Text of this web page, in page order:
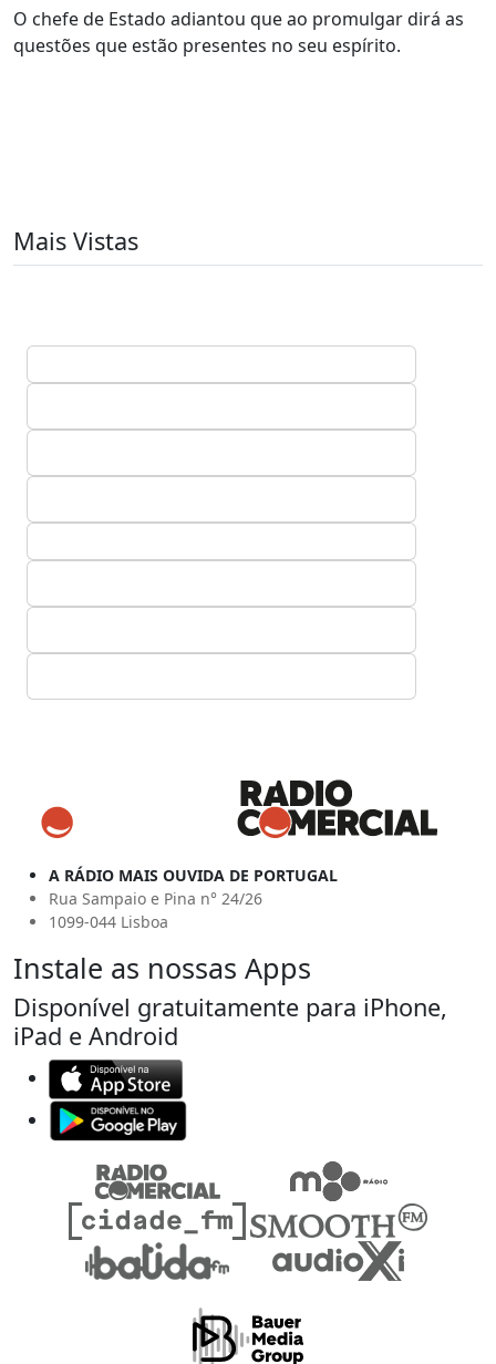
O chefe de Estado adiantou que ao promulgar dirá as
questões que estão presentes no seu espírito.
Mais Vistas
A RÁDIO MAIS OUVIDA DE PORTUGAL
Rua Sampaio e Pina n° 24/26
1099-044 Lisboa
Instale as nossas Apps
Disponível gratuitamente para iPhone,
iPad e Android